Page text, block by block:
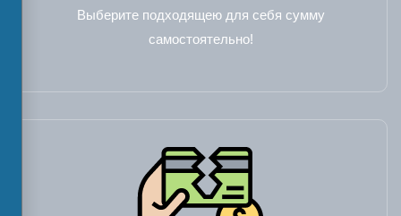
Выберите подходящею для себя сумму
самостоятельно!